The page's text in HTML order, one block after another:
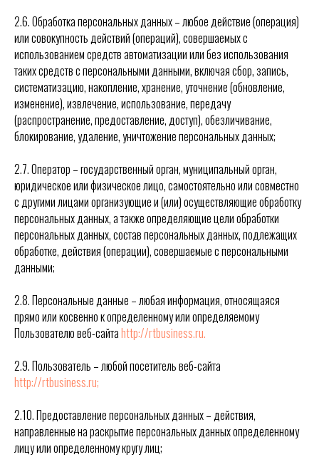
2.6. Обработка персональных данных – любое действие (операция)
или совокупность действий (операций), совершаемых с
использованием средств автоматизации или без использования
таких средств с персональными данными, включая сбор, запись,
систематизацию, накопление, хранение, уточнение (обновление,
изменение), извлечение, использование, передачу
(распространение, предоставление, доступ), обезличивание,
блокирование, удаление, уничтожение персональных данных;
2.7. Оператор – государственный орган, муниципальный орган,
юридическое или физическое лицо, самостоятельно или совместно
с другими лицами организующие и (или) осуществляющие обработку
персональных данных, а также определяющие цели обработки
персональных данных, состав персональных данных, подлежащих
обработке, действия (операции), совершаемые с персональными
данными;
2.8. Персональные данные – любая информация, относящаяся
прямо или косвенно к определенному или определяемому
Пользователю веб-сайтаhttp://rtbusiness.ru.
2.9. Пользователь – любой посетитель веб-сайта
http://rtbusiness.ru;
2.10. Предоставление персональных данных – действия,
направленные на раскрытие персональных данных определенному
лицу или определенному кругу лиц;